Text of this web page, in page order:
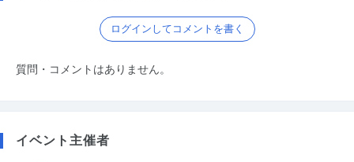
ログインしてコメントを書く
質問・コメントはありません。
イベント主催者